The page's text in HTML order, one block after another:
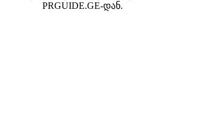
PRGUIDE.GE-დან.